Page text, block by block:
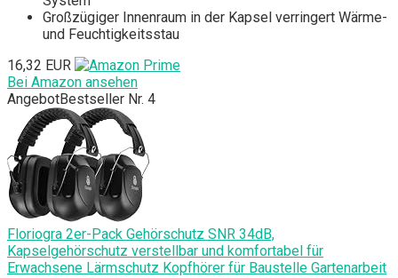
Großzügiger Innenraum in der Kapsel verringert Wärme-
und Feuchtigkeitsstau
16,32 EUR
Bei Amazon ansehen
AngebotBestseller Nr. 4
Floriogra 2er-Pack Gehörschutz SNR 34dB,
Kapselgehörschutz verstellbar und komfortabel für
Erwachsene Lärmschutz Kopfhörer für Baustelle Gartenarbeit